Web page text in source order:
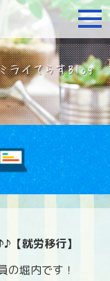
いをお持ちの方へ
【就労移行】
堀内です！